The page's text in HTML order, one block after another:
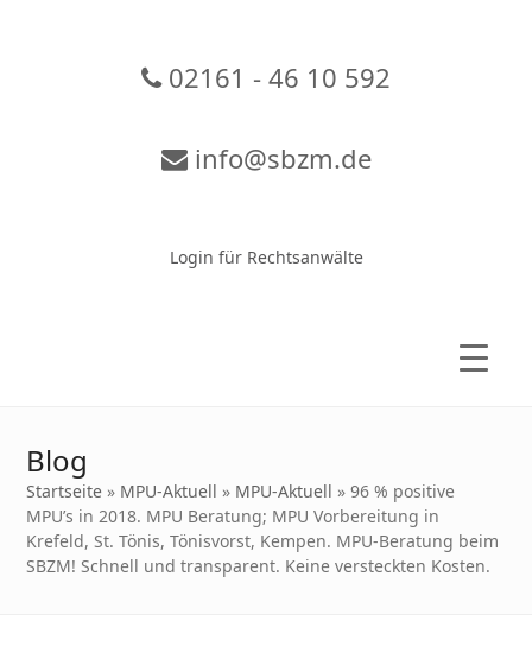
02161 - 46 10 592
info@sbzm.de
Login für Rechtsanwälte
Blog
Startseite » MPU-Aktuell » MPU-Aktuell »96 % positive
MPU’s in 2018. MPU Beratung; MPU Vorbereitung in
Krefeld, St. Tönis, Tönisvorst, Kempen. MPU-Beratung beim
SBZM! Schnell und transparent. Keine versteckten Kosten.